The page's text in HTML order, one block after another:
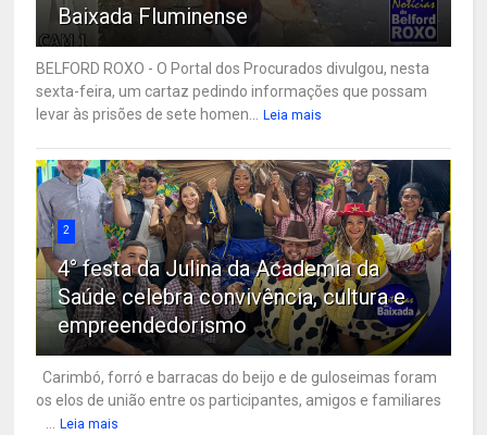
Baixada Fluminense
BELFORD ROXO - O Portal dos Procurados divulgou, nesta
sexta-feira, um cartaz pedindo informações que possam
levar às prisões de sete homen...
Leia mais
2
4° festa da Julina da Academia da
Saúde celebra convivência, cultura e
empreendedorismo
Carimbó, forró e barracas do beijo e de guloseimas foram
os elos de união entre os participantes, amigos e familiares
Leia mais